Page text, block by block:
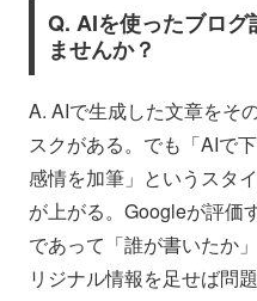
Q. AIを使ったブログ
ませんか？
A. AIで生成した文章をそ
スクがある。でも「AIで
感情を加筆」というスタ
が上がる。Googleが評価
であって「誰が書いたか
リジナル情報を足せば問題